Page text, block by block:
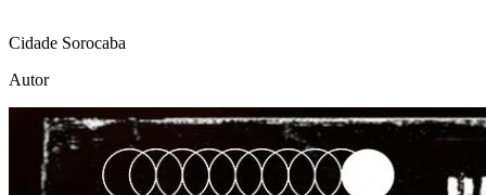
Cidade Sorocaba
Autor